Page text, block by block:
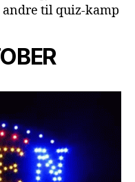
andre til quiz-kamp